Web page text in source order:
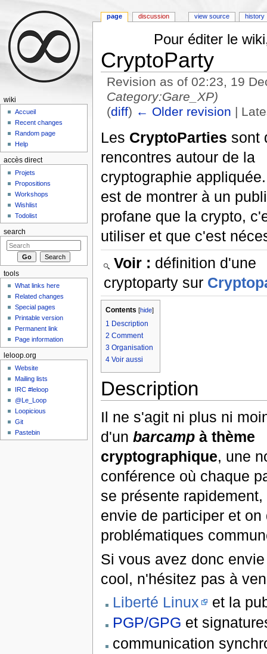
Pour éditer le
CryptoParty
Revision as of 02:23, 19
Category:Gare_XP)
(diff) ← Older revision |
Les CryptoParties sont
rencontres autour de la
cryptographie
est de montrer à un
profane que la crypto,
utiliser et que c'est
Voir : définition d'une
cryptoparty sur
Contents [hide]
1 Description
2 Comment
3 Organisation
4 Voir aussi
Description
Il ne s'agit ni plus ni
d'un barcampà thème
cryptographique, une
conférence où chaque
se présente
envie de participer et
problématiques
Si vous avez donc
cool, n'hésitez pas à
Liberté Linux
et la
PGP/GPG et
communication
page discussion view source history
wiki
Accueil
Recent changes
Random page
Help
accès direct
Projets
Propositions
Workshops
Wishlist
Todolist
search
tools
What links here
Related changes
Special pages
Printable version
Permanent link
Page information
leloop.org
Website
Mailing lists
IRC #leloop
@Le_Loop
Loopicious
Git
Pastebin